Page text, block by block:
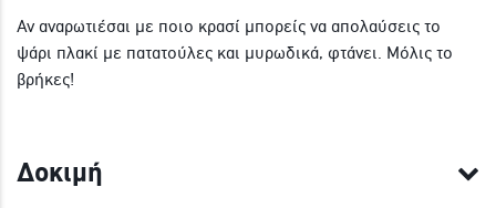
Αν αναρωτιέσαι με ποιο κρασί μπορείς να απολαύσεις το
ψάρι πλακί με πατατούλες και μυρωδικά, φτάνει. Μόλις το
βρήκες!
Δοκιμή